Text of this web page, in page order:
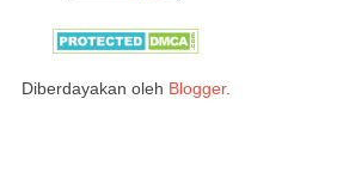
Diberdayakan oleh Blogger.